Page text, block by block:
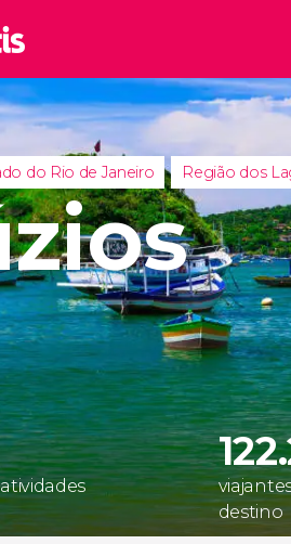
Reino
Reino
Turquia
do Rio de Janeiro Região dos
destino